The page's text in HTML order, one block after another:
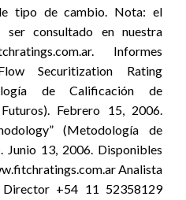
tipo de cambio. Nota: el
consultado en nuestra
Informes
Securitization Rating
de Calificación de
Febrero 15, 2006.
(Metodología de
Junio 13, 2006. Disponibles
Analista
+54 11 52358129